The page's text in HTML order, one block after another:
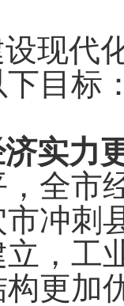
代化
目标
力更
全市
冲刺
，工
更加